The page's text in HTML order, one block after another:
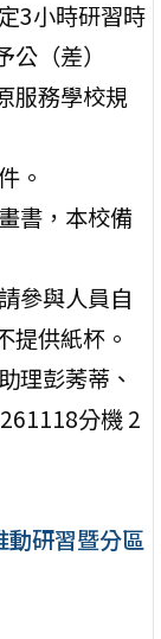
3小時研習時
（差）
服務學校規
。
書，本校備
參與人員自
提供紙杯。
理彭莠蒂、
分機 2
動研習暨分區